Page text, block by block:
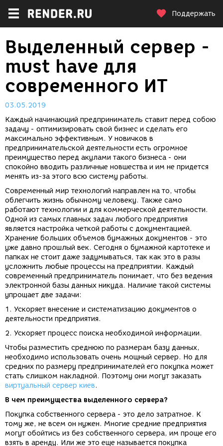
Поддержать
Выделенный сервер -
must have для
современного ИТ
03.05.2019
Каждый начинающий предприниматель ставит перед собою
задачу - оптимизировать свой бизнес и сделать его
максимально эффективным. У новичков в
предпринимательской деятельности есть огромное
преимущество перед акулами такого бизнеса - они
спокойно вводить различные новшества и им не придется
менять из-за этого всю систему работы.
Современный мир технологий направлен на то, чтобы
облегчить жизнь обычному человеку. Также само
работают технологии и для коммерческой деятельности.
Одной из самых главных задач любого предприятия
является настройка четкой работы с документацией.
Хранение больших объемов бумажных документов - это
уже давно прошлый век. Сегодня о бумажной картотеке и
папках не стоит даже задумываться, так как это в разы
усложнить любые процессы на предприятии. Каждый
современный предприниматель понимает, что без ведения
электронной базы данных никуда. Наличие такой системы
упрощает две задачи:
1. Ускоряет внесение и систематизацию документов о
деятельности предприятия.
2. Ускоряет процесс поиска необходимой информации.
Чтобы разместить среднюю по размерам базу данных,
необходимо использовать очень мощный сервер. Но для
средних по размеру предпринимателей его покупка может
стать слишком накладной. Поэтому они могут заказать
виртуальный сервер киев.
В чем преимущества выделенного сервера?
Покупка собственного сервера - это дело затратное. К
тому же, не всем он нужен. Многие средние предприятия
могут обойтись из без собственного сервера, им проще его
взять в аренду. Или же это еще называется покупка